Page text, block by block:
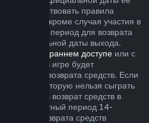
будут действовать правила
времени (кроме случая участия в
14-дневный период для возврата
официальной даты выхода.
раннем доступеили с
, всё время в игре будет
лимит для возврата средств. Если
игры, в которую нельзя сыграть
запросить возврат средств в
а стандартный период 14-
для возврата средств